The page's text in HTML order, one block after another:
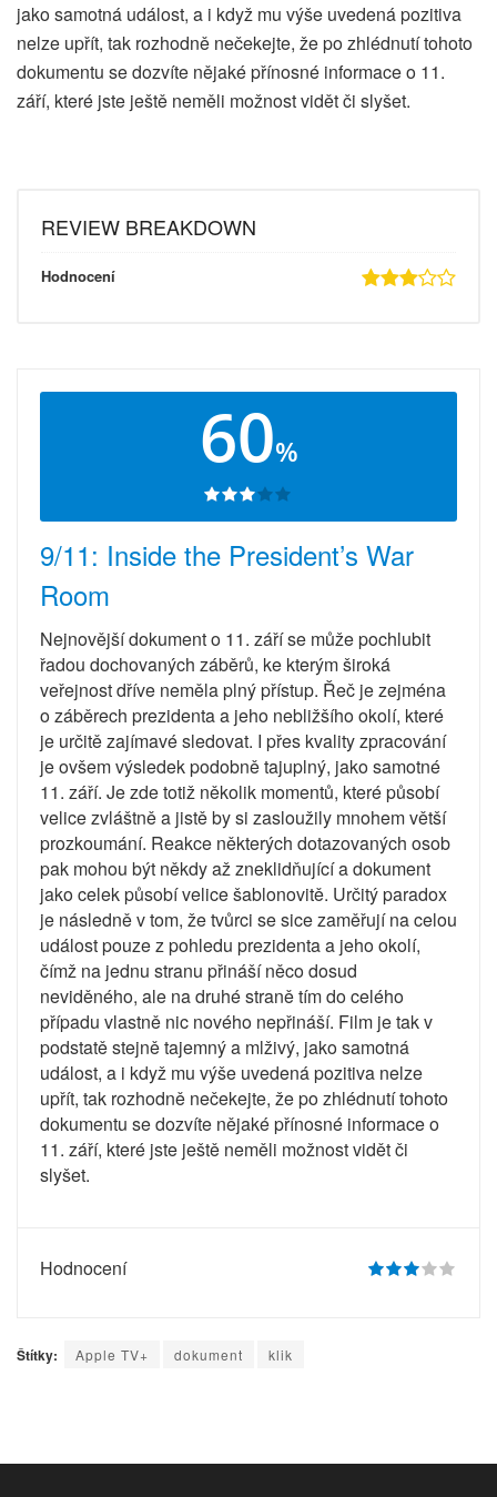
jako samotná událost, a i když mu výše uvedená pozitiva
nelze upřít, tak rozhodně nečekejte, že po zhlédnutí tohoto
dokumentu se dozvíte nějaké přínosné informace o 11.
září, které jste ještě neměli možnost vidět či slyšet.
REVIEW BREAKDOWN
Hodnocení
60%
9/11: Inside the President’s War
Room
Nejnovější dokument o 11. září se může pochlubit
řadou dochovaných záběrů, ke kterým široká
veřejnost dříve neměla plný přístup. Řeč je zejména
o záběrech prezidenta a jeho nebližšího okolí, které
je určitě zajímavé sledovat. I přes kvality zpracování
je ovšem výsledek podobně tajuplný, jako samotné
11. září. Je zde totiž několik momentů, které působí
velice zvláštně a jistě by si zasloužily mnohem větší
prozkoumání. Reakce některých dotazovaných osob
pak mohou být někdy až zneklidňující a dokument
jako celek působí velice šablonovitě. Určitý paradox
je následně v tom, že tvůrci se sice zaměřují na celou
událost pouze z pohledu prezidenta a jeho okolí,
čímž na jednu stranu přináší něco dosud
neviděného, ale na druhé straně tím do celého
případu vlastně nic nového nepřináší. Film je tak v
podstatě stejně tajemný a mlživý, jako samotná
událost, a i když mu výše uvedená pozitiva nelze
upřít, tak rozhodně nečekejte, že po zhlédnutí tohoto
dokumentu se dozvíte nějaké přínosné informace o
11. září, které jste ještě neměli možnost vidět či
slyšet.
Hodnocení
Štítky: Apple TV+ dokument klik